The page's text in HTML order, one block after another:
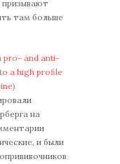
там больше
pro- and anti-
a high proﬁle
на
и были